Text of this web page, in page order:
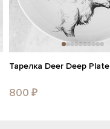
Тарелка Deer Deep Plate
800 ₽